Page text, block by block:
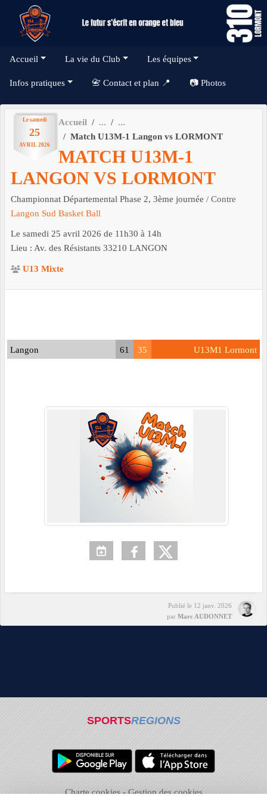
Accueil La vie du Club Les équipes
Infos pratiques 📇 Contact et plan 📍 📷 Photos
Le samedi
25
AVRIL 2026
Accueil
Match U13M-1 Langon vs LORMONT
MATCH U13M-1
LANGON VS LORMONT
Championnat Départemental Phase 2, 3ème journée / Contre
Langon Sud Basket Ball
Le samedi 25 avril 2026 de 11h30 à 14h
Lieu : Av. des Résistants 33210 LANGON
U13 Mixte
Langon 61 35 U13M1 Lormont
Publié le 12 janv. 2026
par Marc AUDONNET
SPORTSREGIONS
Charte cookies Gestion des cookies
Panneau de gestion des cookies